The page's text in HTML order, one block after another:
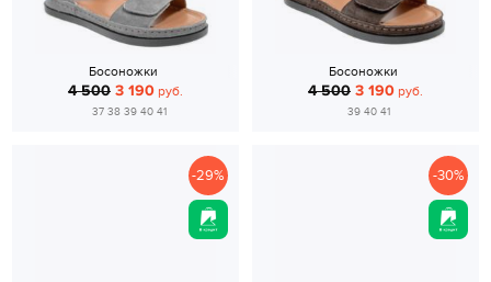
Босоножки
4 500 3 190 руб.
37 38 39 40 41
Босоножки
4 500 3 190 руб.
39 40 41
-29% -30%